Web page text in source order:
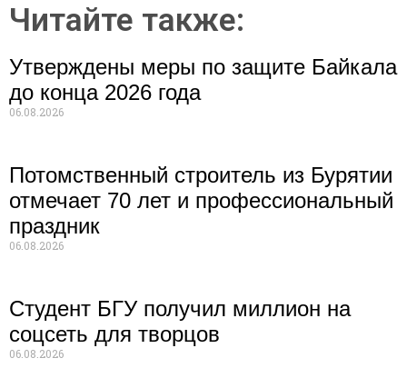
Читайте также:
Утверждены меры по защите Байкала
до конца 2026 года
06.08.2026
Потомственный строитель из Бурятии
отмечает 70 лет и профессиональный
праздник
06.08.2026
Студент БГУ получил миллион на
соцсеть для творцов
06.08.2026